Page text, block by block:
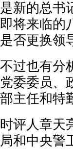
是新的总书
即将来临的
是否更换领
不过也有分
党委委员、
部主任和特
时评人章天
局和中央警